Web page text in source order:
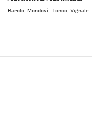
— Barolo, Mondovì, Tonco, Vignale
—